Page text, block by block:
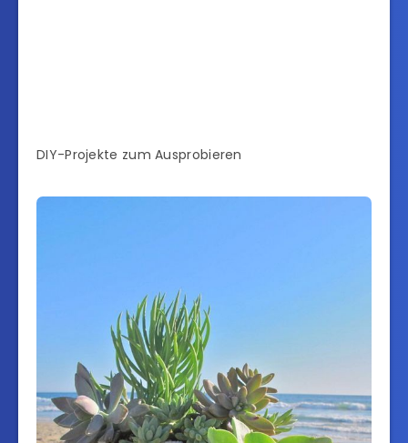
DIY-Projekte zum Ausprobieren